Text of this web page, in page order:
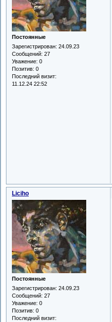
Постоянные
Зарегистрирован: 24.09.23
Сообщений: 27
Уважение: 0
Позитив: 0
Последний визит:
11.12.24 22:52
Liciho
Постоянные
Зарегистрирован: 24.09.23
Сообщений: 27
Уважение: 0
Позитив: 0
Последний визит: